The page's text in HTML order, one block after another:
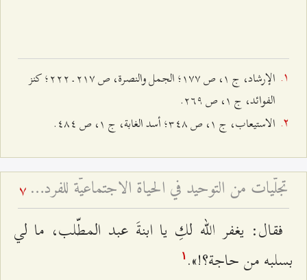
الإرشاد، ج ۱، ص ۱۷۷؛ الجمل والنصرة، ص ٢۱۷ ـ ٢٢٢؛ كنز
الفوائد، ج ۱، ص ٢٦٩.
الاستيعاب، ج ۱، ص ٣٤۸؛ أسد الغابة، ج ۱، ص ٤۸٤.
تجلّيات من التوحيد في الحياة الاجتماعيّة للفرد المسلم 7
فقال: يغفر الله لكِ يا ابنةَ عبد المطّلب، ما لي
بسلبه من حاجة؟!». ۱